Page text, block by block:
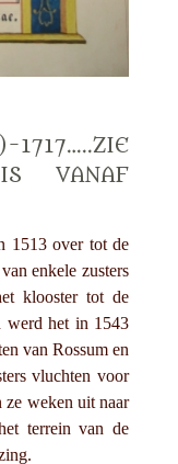
VANAF
1513 over tot de
enkele zusters
klooster tot de
werd het in 1543
van Rossum en
vluchten voor
ze weken uit naar
terrein van de